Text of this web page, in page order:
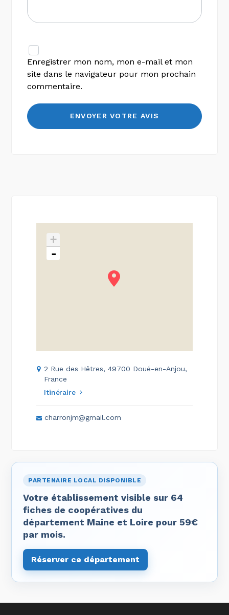
Enregistrer mon nom, mon e-mail et mon
site dans le navigateur pour mon prochain
commentaire.
+
-
2 Rue des Hêtres, 49700 Doué-en-Anjou,
France
Itinéraire
charronjm@gmail.com
PARTENAIRE LOCAL DISPONIBLE
Votre établissement visible sur 64
fiches de coopératives du
département Maine et Loire pour 59€
par mois.
Réserver ce département